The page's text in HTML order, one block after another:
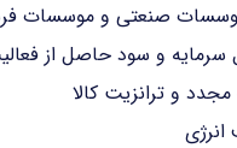
صنعتی و موسسات
سرمایه و سود حاصل از
و ترانزیت کالا